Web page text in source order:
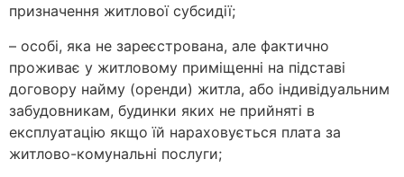
призначення житлової субсидії;
– особі, яка не зареєстрована, але фактично
проживає у житловому приміщенні на підставі
договору найму (оренди) житла, або індивідуальним
забудовникам, будинки яких не прийняті в
експлуатацію якщо їй нараховується плата за
житлово-комунальні послуги;